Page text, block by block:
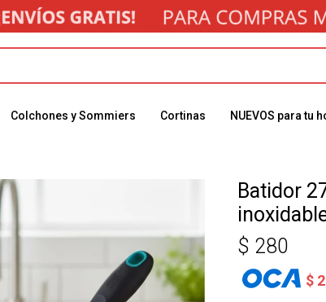
Colchones y Sommiers Cortinas NUEVOS para tu
Batidor
$ 280
$